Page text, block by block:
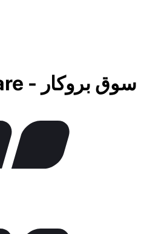
SouqProcare - سوق بروكار